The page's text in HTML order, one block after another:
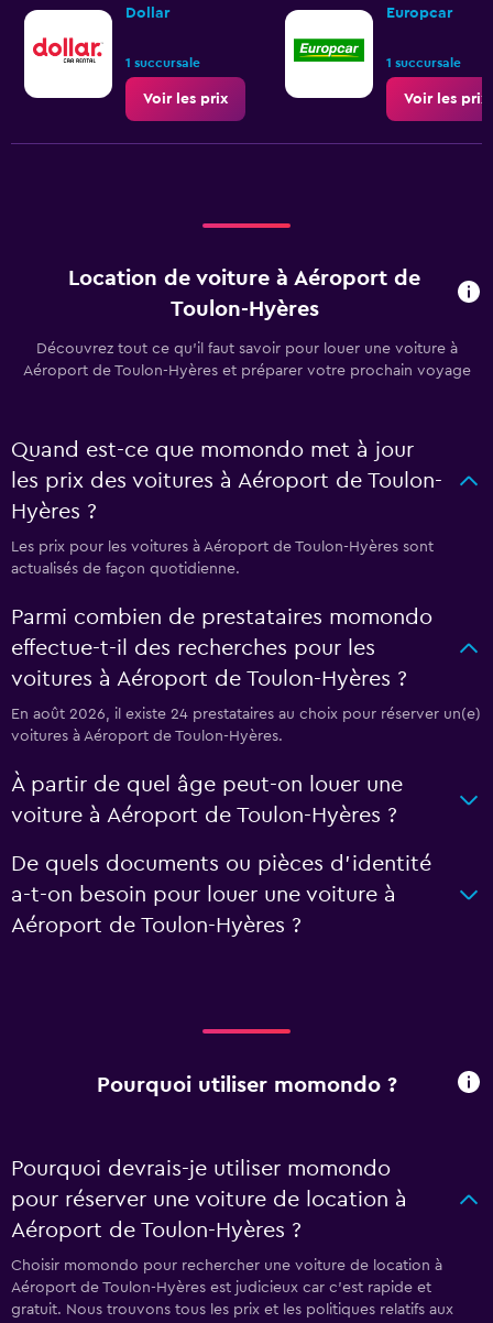
Dollar
1 succursale
Voir les prix
Europcar
1 succursale
Voir les prix
Location de voiture à Aéroport de
Toulon-Hyères
Découvrez tout ce qu’il faut savoir pour louer une voiture à
Aéroport de Toulon-Hyères et préparer votre prochain voyage
Quand est-ce que momondo met à jour
les prix des voitures à Aéroport de Toulon-
Hyères ?
Les prix pour les voitures à Aéroport de Toulon-Hyères sont
actualisés de façon quotidienne.
Parmi combien de prestataires momondo
effectue-t-il des recherches pour les
voitures à Aéroport de Toulon-Hyères ?
En août 2026, il existe 24 prestataires au choix pour réserver un(e)
voitures à Aéroport de Toulon-Hyères.
À partir de quel âge peut-on louer une
voiture à Aéroport de Toulon-Hyères ?
De quels documents ou pièces d'identité
a-t-on besoin pour louer une voiture à
Aéroport de Toulon-Hyères ?
Pourquoi utiliser momondo ?
Pourquoi devrais-je utiliser momondo
pour réserver une voiture de location à
Aéroport de Toulon-Hyères ?
Choisir momondo pour rechercher une voiture de location à
Aéroport de Toulon-Hyères est judicieux car c'est rapide et
gratuit. Nous trouvons tous les prix et les politiques relatifs aux